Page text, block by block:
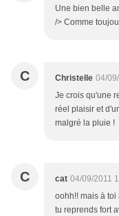
Une bien belle
/> Comme
C Christelle 04/
Je crois qu'une
réel plaisir et
malgré la pluie !
C cat 04/09/2011
oohh!! mais à
tu reprends fort